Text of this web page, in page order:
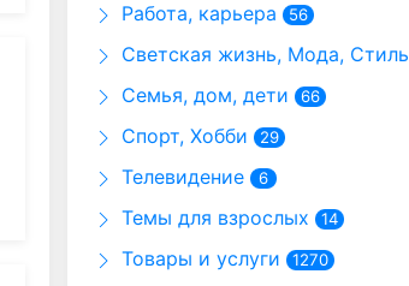
Работа, карьера 56
Светская жизнь, Мода, Стиль
Семья, дом, дети 66
Спорт, Хобби 29
Телевидение 6
Темы для взрослых 14
Товары и услуги 1270